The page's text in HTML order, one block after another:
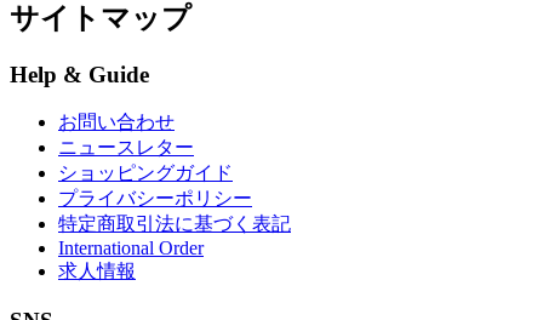
サイトマップ
Help & Guide
お問い合わせ
ニュースレター
ショッピングガイド
プライバシーポリシー
特定商取引法に基づく表記
International Order
求人情報